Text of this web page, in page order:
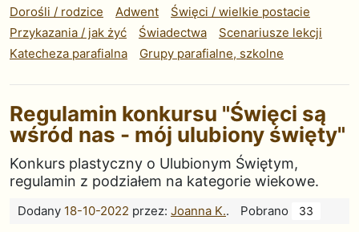
Dorośli / rodzice
Adwent
Święci / wielkie postacie
Przykazania / jak żyć
Świadectwa
Scenariusze lekcji
Katecheza parafialna
Grupy parafialne, szkolne
Regulamin konkursu "Święci są
wśród nas - mój ulubiony święty"
Konkurs plastyczny o Ulubionym Świętym,
regulamin z podziałem na kategorie wiekowe.
Dodany 18-10-2022 przez: Joanna K.. Pobrano 33